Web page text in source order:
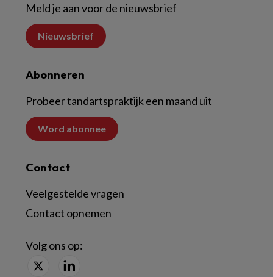
Meld je aan voor de nieuwsbrief
Nieuwsbrief
Abonneren
Probeer tandartspraktijk een maand uit
Word abonnee
Contact
Veelgestelde vragen
Contact opnemen
Volg ons op: